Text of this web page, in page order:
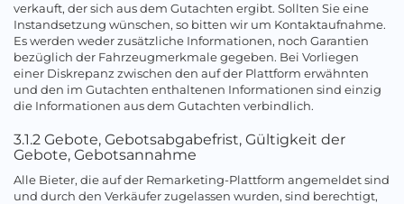
verkauft, der sich aus dem Gutachten ergibt. Sollten Sie eine
Instandsetzung wünschen, so bitten wir um Kontaktaufnahme.
Es werden weder zusätzliche Informationen, noch Garantien
bezüglich der Fahrzeugmerkmale gegeben. Bei Vorliegen
einer Diskrepanz zwischen den auf der Plattform erwähnten
und den im Gutachten enthaltenen Informationen sind einzig
die Informationen aus dem Gutachten verbindlich.
3.1.2 Gebote, Gebotsabgabefrist, Gültigkeit der
Gebote, Gebotsannahme
Alle Bieter, die auf der Remarketing-Plattform angemeldet sind
und durch den Verkäufer zugelassen wurden, sind berechtigt,